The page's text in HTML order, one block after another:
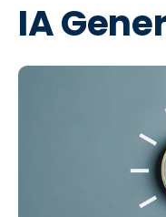
IA